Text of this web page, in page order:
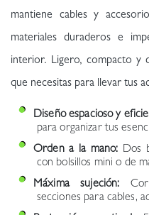
mantiene cables y
materiales duraderos e
interior. Ligero, compacto y
que necesitas para llevar tus
Diseño espacioso y
para organizar tus
Orden a la mano: Dos
con bolsillos mini o de
Máxima sujeción:
secciones para cables,